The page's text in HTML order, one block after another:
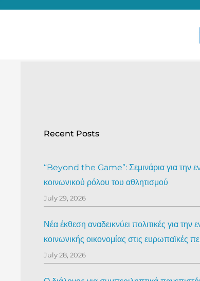
Recent Posts
“Beyond the Game”: Σεμινάρια για την
κοινωνικού ρόλου του αθλητισμού
July 29, 2026
Νέα έκθεση αναδεικνύει πολιτικές για την
κοινωνικής οικονομίας στις ευρωπαϊκές
July 28, 2026